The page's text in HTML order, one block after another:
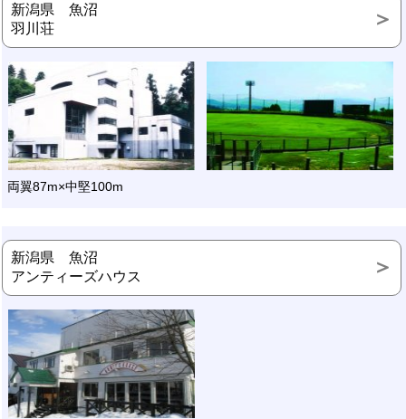
新潟県 魚沼
羽川荘
両翼87m×中堅100m
新潟県 魚沼
アンティーズハウス